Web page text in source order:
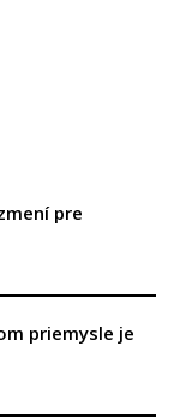
pre
priemysle je